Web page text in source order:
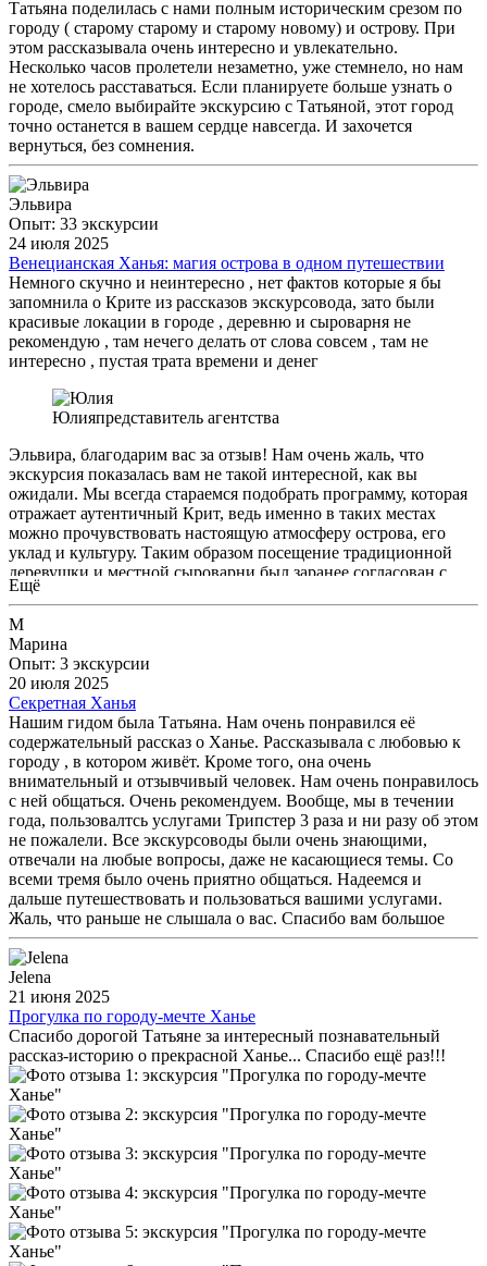
Татьяна поделилась с нами полным историческим срезом по
городу ( старому старому и старому новому) и острову. При
этом рассказывала очень интересно и увлекательно.
Несколько часов пролетели незаметно, уже стемнело, но нам
не хотелось расставаться. Если планируете больше узнать о
городе, смело выбирайте экскурсию с Татьяной, этот город
точно останется в вашем сердце навсегда. И захочется
вернуться, без сомнения.
Эльвира
Опыт: 33 экскурсии
24 июля 2025
Венецианская Ханья: магия острова в одном путешествии
Немного скучно и неинтересно , нет фактов которые я бы
запомнила о Крите из рассказов экскурсовода, зато были
красивые локации в городе , деревню и сыроварня не
рекомендую , там нечего делать от слова совсем , там не
интересно , пустая трата времени и денег
Юлияпредставитель агентства
Эльвира, благодарим вас за отзыв! Нам очень жаль, что
экскурсия показалась вам не такой интересной, как вы
ожидали. Мы всегда стараемся подобрать программу, которая
отражает аутентичный Крит, ведь именно в таких местах
можно прочувствовать настоящую атмосферу острова, его
уклад и культуру. Таким образом посещение традиционной
деревушки и местной сыроварни был заранее согласован с
вами. Если гости ищут более туристические локации - нет
никаких проблем, мы всегда открыты к диалогу и готовы
адаптировать маршрут под индивидуальные интересы —
именно поэтому на этапе бронирования мы детально
обсуждаем пожелания гостей. Что касается нашего гида
Елены — она действительно один из самых опытных и
знающих русскоязычных гидов острова. Об этом говорят
десятки восторженных отзывов на наши экскурсии по Криту.
Елена глубоко знает историю острова и с любовью делится
рассказами не только о прошлом, но и о современной жизни
Греции. Мы уважаем любые мнения и всегда открыты к
конструктивной обратной связи. Спасибо, что поделились
впечатлениями!
Ещё
М
Марина
Опыт: 3 экскурсии
20 июля 2025
Секретная Ханья
Нашим гидом была Татьяна. Нам очень понравился её
содержательный рассказ о Ханье. Рассказывала с любовью к
городу , в котором живёт. Кроме того, она очень
внимательный и отзывчивый человек. Нам очень понравилось
с ней общаться. Очень рекомендуем. Вообще, мы в течении
года, пользовалтсь услугами Трипстер 3 раза и ни разу об этом
не пожалели. Все экскурсоводы были очень знающими,
отвечали на любые вопросы, даже не касающиеся темы. Со
всеми тремя было очень приятно общаться. Надеемся и
дальше путешествовать и пользоваться вашими услугами.
Жаль, что раньше не слышала о вас. Спасибо вам большое
Jelena
21 июня 2025
Прогулка по городу-мечте Ханье
Спасибо дорогой Татьяне за интересный познавательный
рассказ-историю о прекрасной Ханье... Спасибо ещё раз!!!